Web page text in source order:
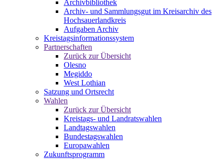
Archivbibliothek
Archiv- und Sammlungsgut im Kreisarchiv des
Hochsauerlandkreis
Aufgaben Archiv
Kreistagsinformationssystem
Partnerschaften
Zurück zur Übersicht
Olesno
Megiddo
West Lothian
Satzung und Ortsrecht
Wahlen
Zurück zur Übersicht
Kreistags- und Landratswahlen
Landtagswahlen
Bundestagswahlen
Europawahlen
Zukunftsprogramm